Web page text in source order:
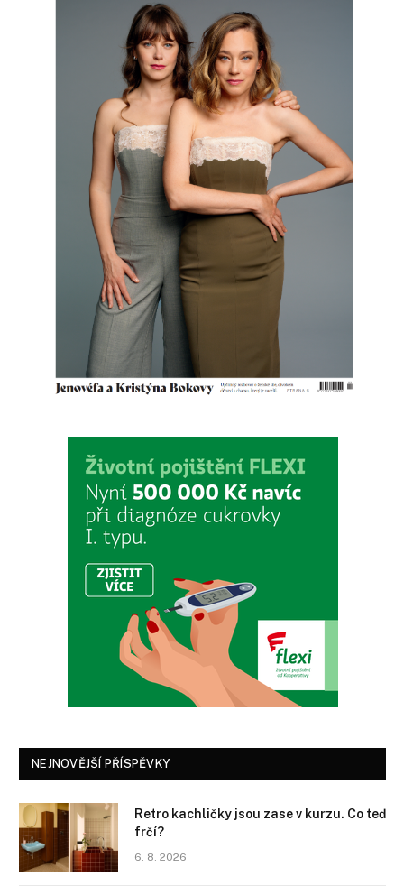
NEJNOVĚJŠÍ PŘÍSPĚVKY
Retro kachličky jsou zase v kurzu. Co teď
frčí?
6. 8. 2026